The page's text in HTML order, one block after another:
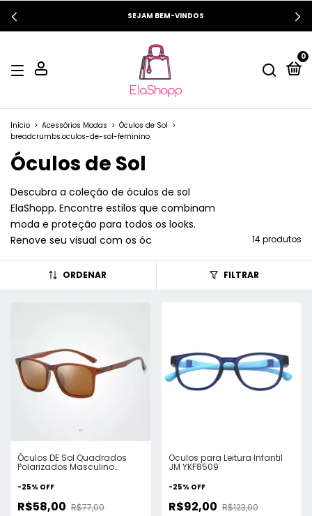
SEJAM BEM-VINDOS
0
Início > Acessórios Modas > Óculos de Sol >
breadcrumbs.oculos-de-sol-feminino
Óculos de Sol
Descubra a coleção de óculos de sol
ElaShopp. Encontre estilos que combinam
moda e proteção para todos os looks.
Renove seu visual com os óc
14 produtos
ORDENAR FILTRAR
Óculos DE Sol Quadrados
Polarizados Masculino
-25% OFF
R$58,00 R$77,00
Oculos para Leitura Infantil
JM YKF8509
-25% OFF
R$92,00 R$123,00